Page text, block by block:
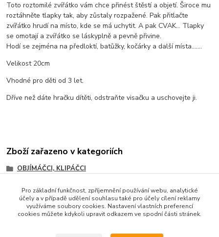
Toto roztomilé zvířátko vám chce přinést štěstí a objetí. Široce mu
roztáhněte tlapky tak, aby zůstaly rozpažené. Pak přitlačte
zvířátko hrudí na místo, kde se má uchytit. A pak CVAK… Tlapky
se omotají a zvířátko se láskyplně a pevně přivine.
Hodí se zejména na předloktí, batůžky, kočárky a další místa…….
Velikost 20cm
Vhodné pro děti od 3 let.
Dříve než dáte hračku dítěti, odstraňte visačku a uschovejte ji.
Zboží zařazeno v kategoriích
OBJÍMÁČCI, KLIPÁČCI
Pro základní funkčnost, zpříjemnění používání webu, analytické
účely a v případě udělení souhlasu také pro účely cílení reklamy
využíváme soubory cookies. Nastavení vlastních preferencí
cookies můžete kdykoli upravit odkazem ve spodní části stránek.